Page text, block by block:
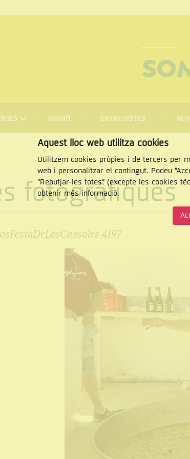
OPINIÓ ENTREVISTES
fotogràfiques
4197
Aquest lloc web utilitza cookies
Utilitzem cookies pròpies i de tercers per
web i personalitzar el contingut. Podeu
“Rebutjar-les totes” (excepte les cookies
obtenir més informació.